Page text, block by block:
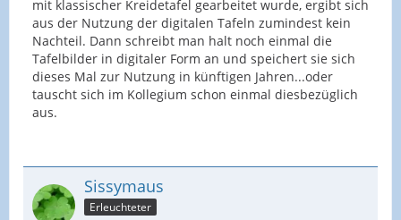
mit klassischer Kreidetafel gearbeitet wurde, ergibt sich
aus der Nutzung der digitalen Tafeln zumindest kein
Nachteil. Dann schreibt man halt noch einmal die
Tafelbilder in digitaler Form an und speichert sie sich
dieses Mal zur Nutzung in künftigen Jahren...oder
tauscht sich im Kollegium schon einmal diesbezüglich
aus.
Sissymaus
Erleuchteter